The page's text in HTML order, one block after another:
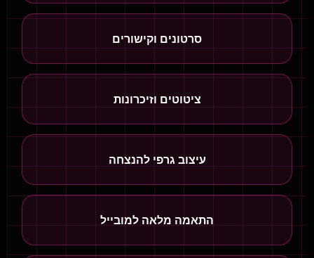
סרטונים וקישורים
ציטוטים וזיכרונות
עיצוב גרפי להנצחה
התאמה מלאה למובייל